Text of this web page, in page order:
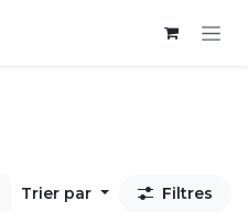
Trier par Filtres